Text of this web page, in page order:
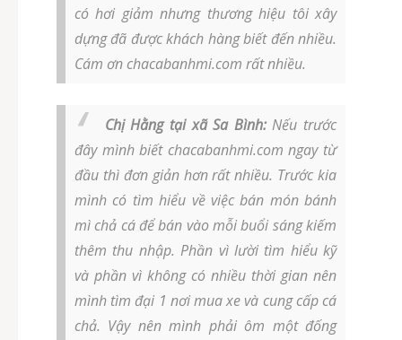
có hơi giảm nhưng thương hiệu tôi xây
dựng đã được khách hàng biết đến nhiều.
Cám ơn chacabanhmi.com rất nhiều.
Chị Hằng tại xã Sa Bình:Nếu trước
đây mình biết chacabanhmi.com ngay từ
đầu thì đơn giản hơn rất nhiều. Trước kia
mình có tìm hiểu về việc bán món bánh
mì chả cá để bán vào mỗi buổi sáng kiếm
thêm thu nhập. Phần vì lười tìm hiểu kỹ
và phần vì không có nhiều thời gian nên
mình tìm đại 1 nơi mua xe và cung cấp cá
chả. Vậy nên mình phải ôm một đống